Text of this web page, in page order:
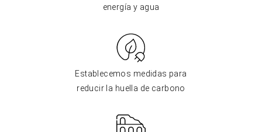
energía y agua
Establecemos medidas para
reducir la huella de carbono